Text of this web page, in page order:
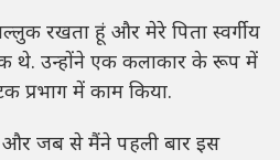
रखता हूं और मेरे पिता स्वर्गीय
थे. उन्होंने एक कलाकार के रूप में
प्रभाग में काम किया.
जब से मैंने पहली बार इस